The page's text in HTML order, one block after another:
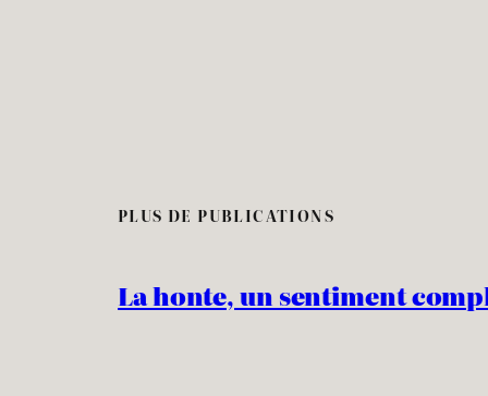
PLUS DE PUBLICATIONS
La honte, un sentiment